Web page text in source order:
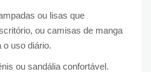
ou lisas que
ou camisas de manga
o uso diário.
ou sandália confortável.